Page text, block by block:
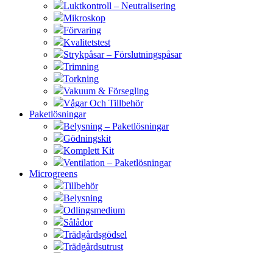
Luktkontroll – Neutralisering
Mikroskop
Förvaring
Kvalitetstest
Strykpåsar – Förslutningspåsar
Trimning
Torkning
Vakuum & Försegling
Vågar Och Tillbehör
Paketlösningar
Belysning – Paketlösningar
Gödningskit
Komplett Kit
Ventilation – Paketlösningar
Microgreens
Tillbehör
Belysning
Odlingsmedium
Sålådor
Trädgårdsgödsel
Trädgårdsutrust